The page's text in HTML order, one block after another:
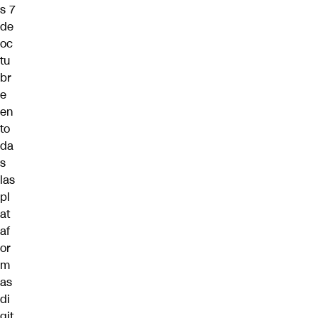
s 7
de
oc
tu
br
e
en
to
da
s
las
pl
at
af
or
m
as
di